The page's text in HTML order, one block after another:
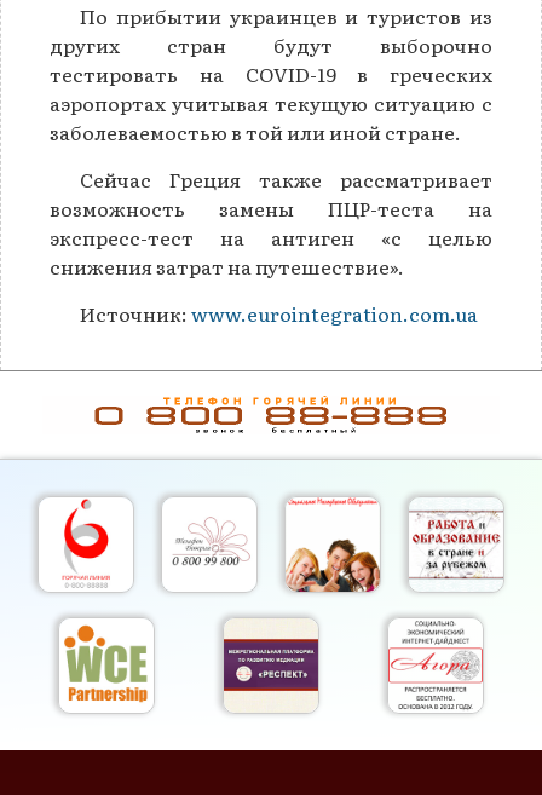
По прибытии украинцев и туристов из
других стран будут выборочно
тестировать на COVID-19 в греческих
аэропортах учитывая текущую ситуацию с
заболеваемостью в той или иной стране.
Сейчас Греция также рассматривает
возможность замены ПЦР-теста на
экспресс-тест на антиген «с целью
снижения затрат на путешествие».
Источник: www.eurointegration.com.ua